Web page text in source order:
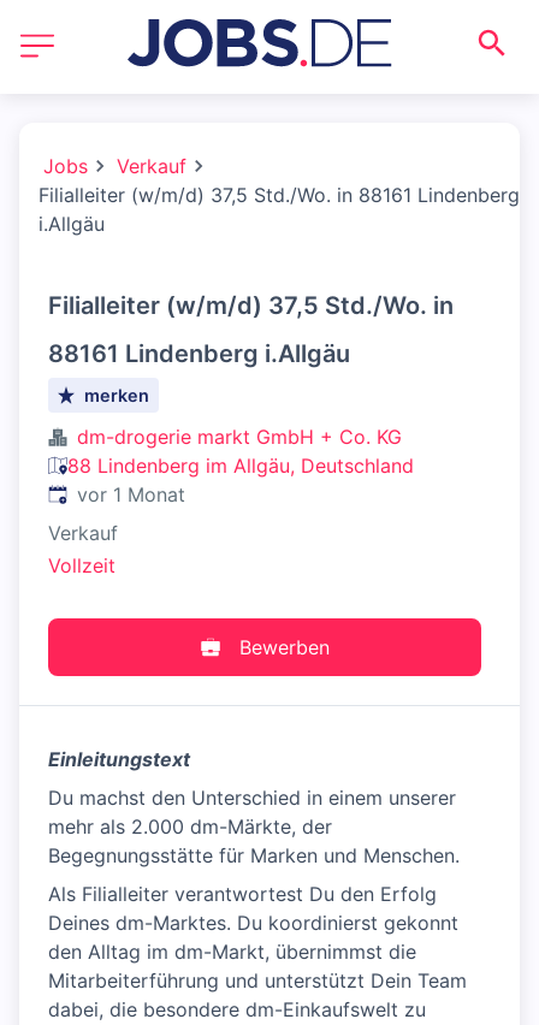
Jobs
Verkauf
Filialleiter (w/m/d) 37,5 Std./Wo. in 88161 Lindenberg
i.Allgäu
Filialleiter (w/m/d) 37,5 Std./Wo. in
88161 Lindenberg i.Allgäu
merken
dm-drogerie markt GmbH + Co. KG
88 Lindenberg im Allgäu, Deutschland
Veröffentlicht:
vor 1 Monat
Verkauf
Vollzeit
Bewerben
Einleitungstext
Du machst den Unterschied in einem unserer
mehr als 2.000 dm-Märkte, der
Begegnungsstätte für Marken und Menschen.
Als Filialleiter verantwortest Du den Erfolg
Deines dm-Marktes. Du koordinierst gekonnt
den Alltag im dm-Markt, übernimmst die
Mitarbeiterführung und unterstützt Dein Team
dabei, die besondere dm-Einkaufswelt zu